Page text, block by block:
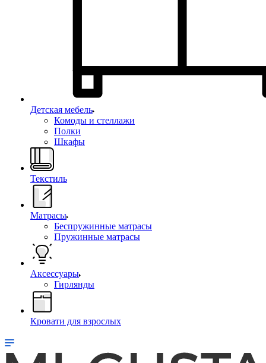
Детская мебель
Комоды и стеллажи
Полки
Шкафы
Текстиль
Матрасы
Беспружинные матрасы
Пружинные матрасы
Аксессуары
Гирлянды
Кровати для взрослых